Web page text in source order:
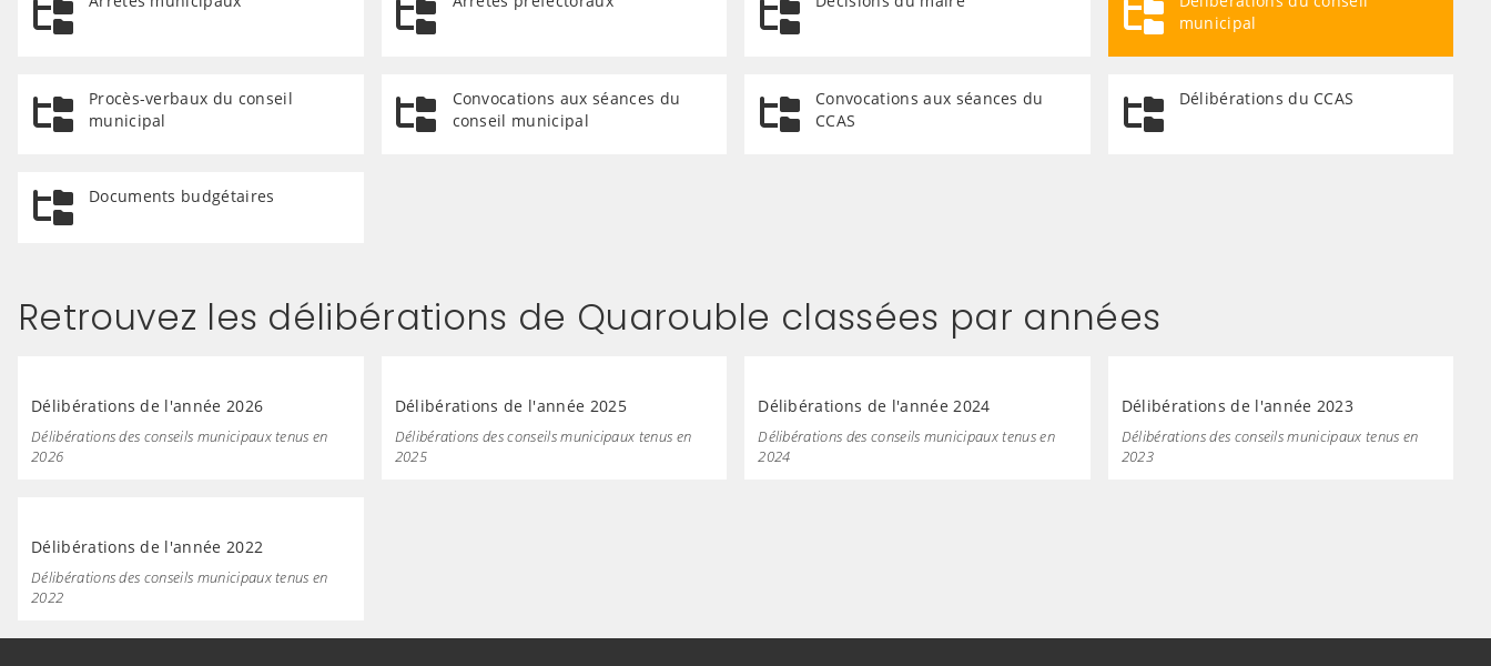
municipal
Procès-verbaux du conseil
municipal
Convocations aux séances du
conseil municipal
Convocations aux séances du
CCAS
Délibérations du CCAS
Documents budgétaires
Retrouvez les délibérations de Quarouble classées par années
Délibérations de l'année 2026
Délibérations des conseils municipaux tenus en
2026
Délibérations de l'année 2025
Délibérations des conseils municipaux tenus en
2025
Délibérations de l'année 2024
Délibérations des conseils municipaux tenus en
2024
Délibérations de l'année 2023
Délibérations des conseils municipaux tenus en
2023
Délibérations de l'année 2022
Délibérations des conseils municipaux tenus en
2022